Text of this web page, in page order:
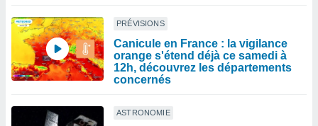
PRÉVISIONS
Canicule en France : la vigilance
orange s'étend déjà ce samedi à
12h, découvrez les départements
concernés
ASTRONOMIE